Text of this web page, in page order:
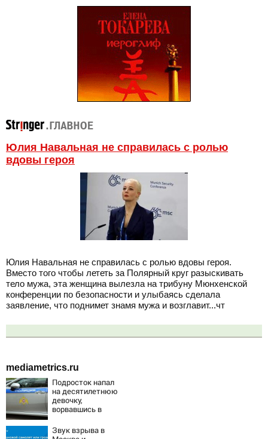
Юлия Навальная не справилась с ролью
вдовы героя
Юлия Навальная не справилась с ролью вдовы героя.
Вместо того чтобы лететь за Полярный круг разыскивать
тело мужа, эта женщина вылезла на трибуну Мюнхенской
конференции по безопасности и улыбаясь сделала
заявление, что поднимет знамя мужа и возглавит...чт
mediametrics.ru
Подросток напал
на десятилетнюю
девочку,
ворвавшись в
Звук взрыва в